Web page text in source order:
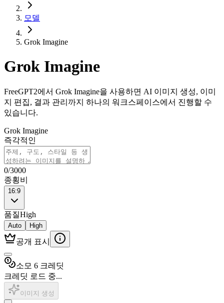
모델
Grok Imagine
Grok Imagine
FreeGPT2에서 Grok Imagine을 사용하면 AI 이미지 생성, 이미
지 편집, 결과 관리까지 하나의 워크스페이스에서 진행할 수
있습니다.
Grok Imagine
즉각적인
0/3000
종횡비
16:9
품질High
Auto High
공개 표시
소모 6 크레딧
크레딧 로드 중...
이미지 생성